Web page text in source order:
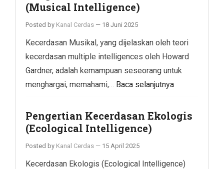
(Musical Intelligence)
Posted by Kanal Cerdas — 18 Juni 2025
Kecerdasan Musikal, yang dijelaskan oleh teori
kecerdasan multiple intelligences oleh Howard
Gardner, adalah kemampuan seseorang untuk
menghargai, memahami,… Baca selanjutnya
Pengertian Kecerdasan Ekologis
(Ecological Intelligence)
Posted by Kanal Cerdas — 15 April 2025
Kecerdasan Ekologis (Ecological Intelligence)